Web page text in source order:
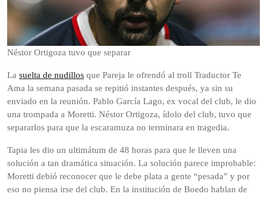
Néstor Ortigoza tuvo que separar
La suelta de nudillos que Pareja le ofrendó al troll Traductor Te
Ama la semana pasada se repitió instantes después, ya sin su
enviado en la reunión. Pablo García Lago, ex vocal del club, le dio
una trompada a Moretti. Néstor Ortigoza, ídolo del club, tuvo que
separarlos para que la escaramuza no terminara en tragedia.
Tapia les dio un ultimátum de 48 horas para que le lleven una
solución a tan dramática situación. La solución parece improbable:
Moretti debió reconocer que le debe plata a gente “pesada” y por
eso no piensa irse del club. En la institución de Boedo hablan de